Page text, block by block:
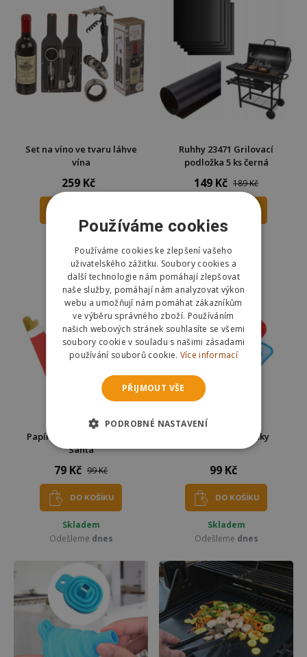
Set na víno ve tvaru láhve
vína
259 Kč
Odešlemednes
Ruhhy 23471 Grilovací
podložka 5 ks černá
149 Kč 189 Kč
Odešleme
Papírové ubrousky 20 ks -
Santa
79 Kč 99 Kč
DO KOŠÍKU
Skladem
Odešleme dnes
Čistič do mikrovlnky
99 Kč
DO KOŠÍKU
Skladem
Odešleme dnes
Používáme cookies
Používáme cookies ke zlepšení vašeho
uživatelského zážitku. Soubory cookies a
další technologie nám pomáhají zlepšovat
naše služby, pomáhají nám analyzovat výkon
webu a umožňují nám pomáhat zákazníkům
ve výběru správného zboží. Používáním
našich webových stránek souhlasíte se všemi
soubory cookie v souladu s našimi zásadami
používání souborů cookie. Více informací
PŘIJMOUT VŠE
PODROBNÉ NASTAVENÍ